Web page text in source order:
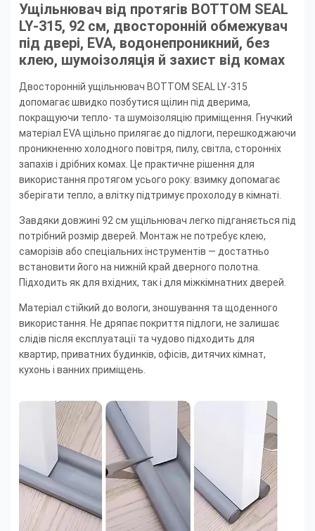
Ущільнювач від протягів BOTTOM SEAL
LY-315, 92 см, двосторонній обмежувач
під двері, EVA, водонепроникний, без
клею, шумоізоляція й захист від комах
Двосторонній ущільнювач BOTTOM SEAL LY-315
допомагає швидко позбутися щілин під дверима,
покращуючи тепло- та шумоізоляцію приміщення. Гнучкий
матеріал EVA щільно прилягає до підлоги, перешкоджаючи
проникненню холодного повітря, пилу, світла, сторонніх
запахів і дрібних комах. Це практичне рішення для
використання протягом усього року: взимку допомагає
зберігати тепло, а влітку підтримує прохолоду в кімнаті.
Завдяки довжині 92 см ущільнювач легко підганяється під
потрібний розмір дверей. Монтаж не потребує клею,
саморізів або спеціальних інструментів — достатньо
встановити його на нижній край дверного полотна.
Підходить як для вхідних, так і для міжкімнатних дверей.
Матеріал стійкий до вологи, зношування та щоденного
використання. Не дряпає покриття підлоги, не залишає
слідів після експлуатації та чудово підходить для
квартир, приватних будинків, офісів, дитячих кімнат,
кухонь і ванних приміщень.